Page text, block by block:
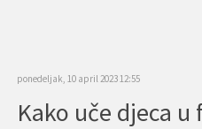
ponedeljak, 10 april 2023 12:55